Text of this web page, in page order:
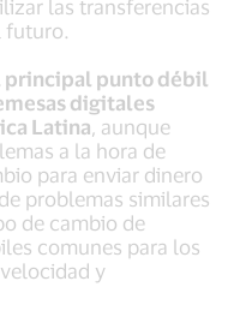
las transferencias
futuro.
principal punto débil
digitales
Latina, aunque
a la hora de
para enviar dinero
problemas similares
de cambio de
comunes para los
y